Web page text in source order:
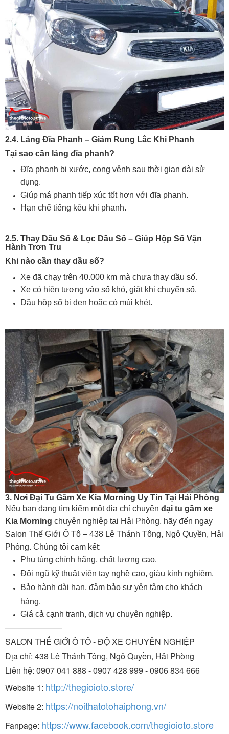
2.4. Láng Đĩa Phanh – Giảm Rung Lắc Khi Phanh
Tại sao cần láng đĩa phanh?
Đĩa phanh bị xước, cong vênh sau thời gian dài sử
dụng.
Giúp má phanh tiếp xúc tốt hơn với đĩa phanh.
Hạn chế tiếng kêu khi phanh.
2.5. Thay Dầu Số & Lọc Dầu Số – Giúp Hộp Số Vận
Hành Trơn Tru
Khi nào cần thay dầu số?
Xe đã chạy trên 40.000 km mà chưa thay dầu số.
Xe có hiện tượng vào số khó, giật khi chuyển số.
Dầu hộp số bị đen hoặc có mùi khét.
3. Nơi Đại Tu Gầm Xe Kia Morning Uy Tín Tại Hải Phòng
Nếu bạn đang tìm kiếm một địa chỉ chuyên đại tu gầm xe
Kia Morning chuyên nghiệp tại Hải Phòng, hãy đến ngay
Salon Thế Giới Ô Tô – 438 Lê Thánh Tông, Ngô Quyền, Hải
Phòng. Chúng tôi cam kết:
Phụ tùng chính hãng, chất lượng cao.
Đội ngũ kỹ thuật viên tay nghề cao, giàu kinh nghiệm.
Bảo hành dài hạn, đảm bảo sự yên tâm cho khách
hàng.
Giá cả cạnh tranh, dịch vụ chuyên nghiệp.
———————
SALON THẾ GIỚI Ô TÔ - ĐỘ XE CHUYÊN NGHIỆP
Địa chỉ: 438 Lê Thánh Tông, Ngô Quyền, Hải Phòng
Liên hệ: 0907 041 888 - 0907 428 999 - 0906 834 666
Website 1: http://thegioioto.store/
Website 2: https://noithatotohaiphong.vn/
Fanpage: https://www.facebook.com/thegioioto.store